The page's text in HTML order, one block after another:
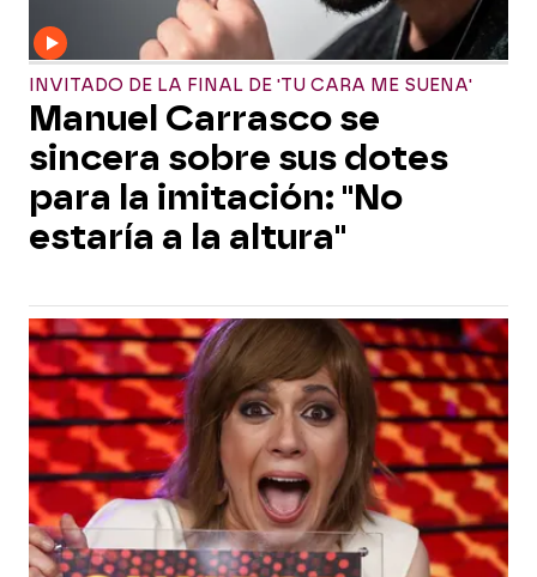
INVITADO DE LA FINAL DE 'TU CARA ME SUENA'
Manuel Carrasco se
sincera sobre sus dotes
para la imitación: "No
estaría a la altura"